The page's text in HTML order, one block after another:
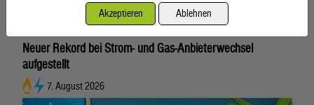
Neuer Rekord bei Strom- und Gas-Anbieterwechsel
aufgestellt
7. August 2026
Akzeptieren Ablehnen